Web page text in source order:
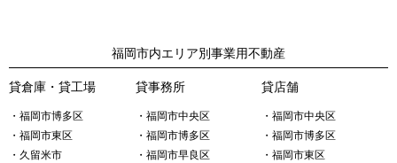
福岡市内エリア別事業用不動産
貸倉庫・貸工場
・福岡市博多区
・福岡市東区
・久留米市
貸事務所
・福岡市中央区
・福岡市博多区
・福岡市早良区
貸店舗
・福岡市中央区
・福岡市博多区
・福岡市東区